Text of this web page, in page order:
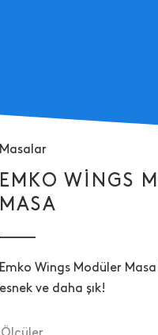
Masalar
EMKO WINGS
MASA
Emko Wings Modüler Masa
esnek ve daha şık!